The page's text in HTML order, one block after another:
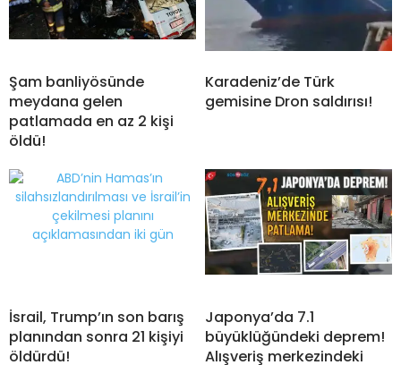
Şam banliyösünde
meydana gelen
patlamada en az 2 kişi
öldü!
Karadeniz’de Türk
gemisine Dron saldırısı!
İsrail, Trump’ın son barış
planından sonra 21 kişiyi
öldürdü!
Japonya’da 7.1
büyüklüğündeki deprem!
Alışveriş merkezindeki